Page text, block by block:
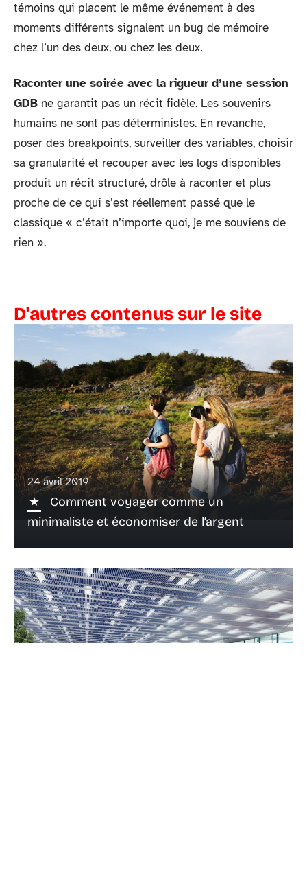
témoins qui placent le même événement à des
moments différents signalent un bug de mémoire
chez l’un des deux, ou chez les deux.
Raconter une soirée avec la rigueur d’une session
GDB ne garantit pas un récit fidèle. Les souvenirs
humains ne sont pas déterministes. En revanche,
poser des breakpoints, surveiller des variables, choisir
sa granularité et recouper avec les logs disponibles
produit un récit structuré, drôle à raconter et plus
proche de ce qui s’est réellement passé que le
classique « c’était n’importe quoi, je me souviens de
rien ».
D'autres contenus sur le site
24 avril 2019
Comment voyager comme un
minimaliste et économiser de l’argent